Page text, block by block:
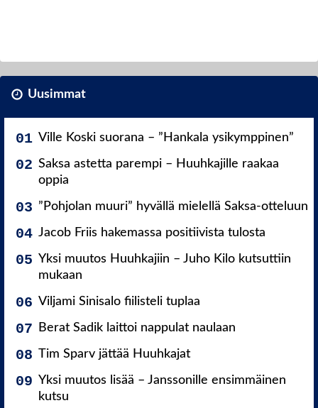
Uusimmat
Ville Koski suorana – ”Hankala ysikymppinen”
Saksa astetta parempi – Huuhkajille raakaa
oppia
”Pohjolan muuri” hyvällä mielellä Saksa-otteluun
Jacob Friis hakemassa positiivista tulosta
Yksi muutos Huuhkajiin – Juho Kilo kutsuttiin
mukaan
Viljami Sinisalo fiilisteli tuplaa
Berat Sadik laittoi nappulat naulaan
Tim Sparv jättää Huuhkajat
Yksi muutos lisää – Janssonille ensimmäinen
kutsu